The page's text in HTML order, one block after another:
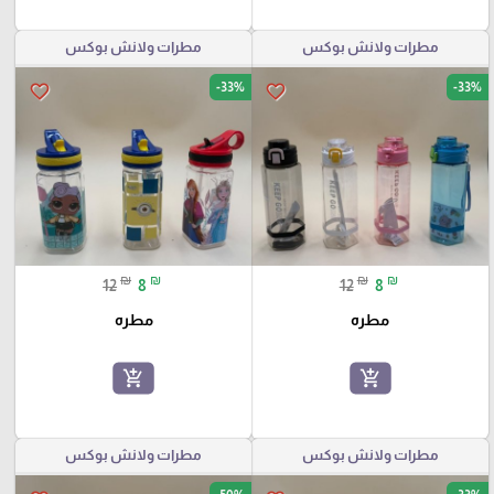
مطرات ولانش بوكس
favorite_border -33%
12 ₪ 8 ₪
مطره
add_shopping_cart
مطرات ولانش بوكس
favorite_border -33%
12 ₪ 8 ₪
مطره
add_shopping_cart
مطرات ولانش بوكس مطرات ولانش بوكس